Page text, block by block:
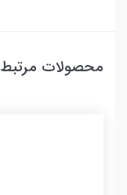
محصولات مرتبط